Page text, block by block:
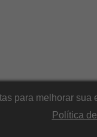
para melhorar
Política